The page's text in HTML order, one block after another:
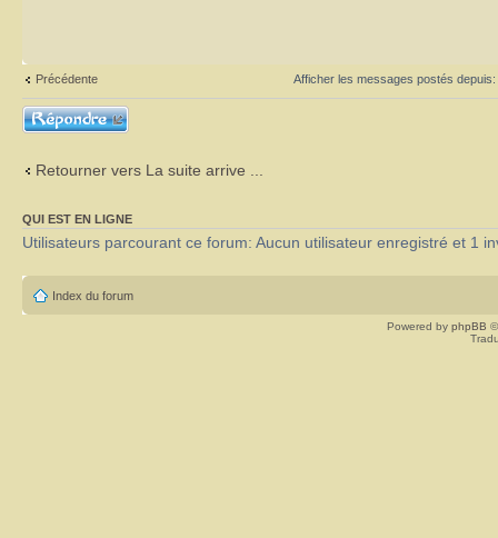
Précédente Afficher les messages postés depuis:
Répondre
Retourner vers La suite arrive ...
QUI EST EN LIGNE
Utilisateurs parcourant ce forum: Aucun utilisateur enregistré et 1
Index du forum
Powered by phpBB